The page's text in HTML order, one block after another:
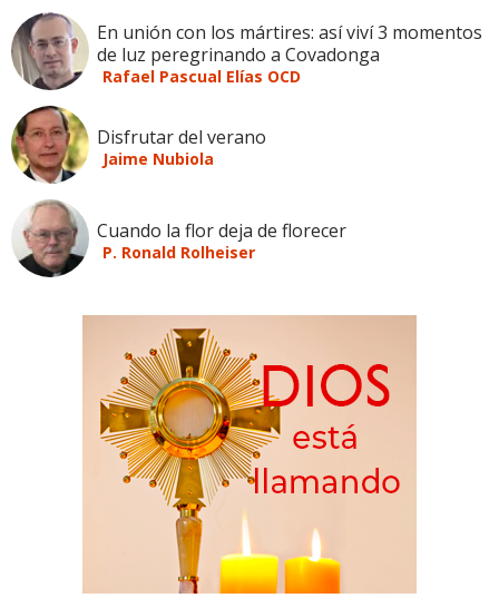
En unión con los mártires: así viví 3 momentos
de luz peregrinando a Covadonga
Rafael Pascual Elías OCD
Disfrutar del verano
Jaime Nubiola
Cuando la flor deja de florecer
P. Ronald Rolheiser